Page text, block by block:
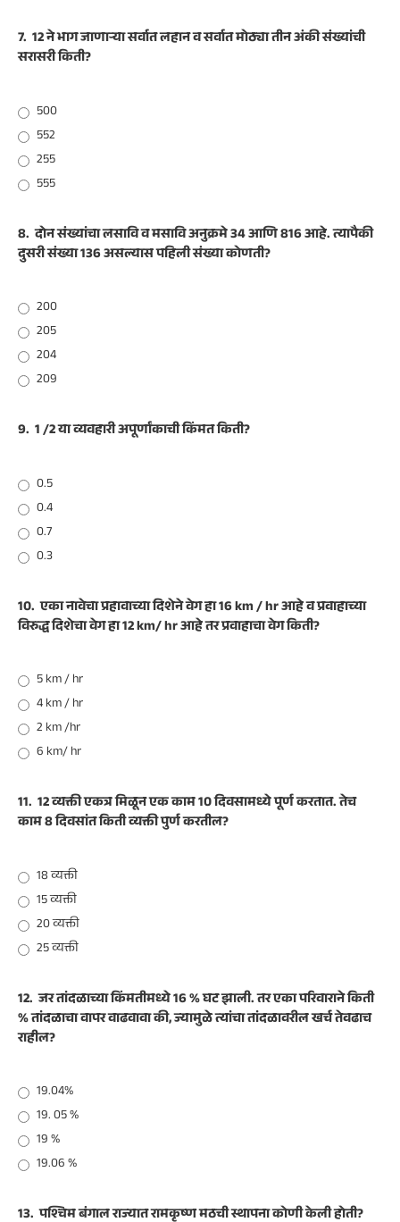
7. 12 ने भाग जाणाऱ्या सर्वात लहान व सर्वात मोठ्या तीन अंकी संख्यांची
सरासरी किती?
500
552
255
555
8. दोन संख्यांचा लसावि व मसावि अनुक्रमे 34 आणि 816 आहे. त्यापैकी
दुसरी संख्या 136 असल्यास पहिली संख्या कोणती?
200
205
204
209
9. 1 /2 या व्यवहारी अपूर्णांकाची किंमत किती?
0.5
0.4
0.7
0.3
10. एका नावेचा प्रहावाच्या दिशेने वेग हा 16 km / hr आहे व प्रवाहाच्या
विरुद्ध दिशेचा वेग हा 12 km/ hr आहे तर प्रवाहाचा वेग किती?
5 km / hr
4 km / hr
2 km /hr
6 km/ hr
11. 12 व्यक्ती एकत्र मिळून एक काम 10 दिवसामध्ये पूर्ण करतात. तेच
काम 8 दिवसांत किती व्यक्ती पुर्ण करतील?
18 व्यक्ती
15 व्यक्ती
20 व्यक्ती
25 व्यक्ती
12. जर तांदळाच्या किंमतीमध्ये 16 % घट झाली. तर एका परिवाराने किती
% तांदळाचा वापर वाढवावा की, ज्यामुळे त्यांचा तांदळावरील खर्च तेवढाच
राहील?
19.04%
19. 05 %
19 %
19.06 %
13. पश्चिम बंगाल राज्यात रामकृष्ण मठची स्थापना कोणी केली होती?